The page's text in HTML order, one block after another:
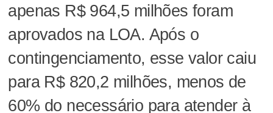
apenas R$ 964,5 milhões foram
aprovados na LOA. Após o
contingenciamento, esse valor caiu
para R$ 820,2 milhões, menos de
60% do necessário para atender à